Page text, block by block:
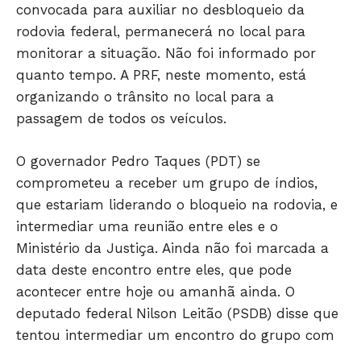
convocada para auxiliar no desbloqueio da
rodovia federal, permanecerá no local para
monitorar a situação. Não foi informado por
quanto tempo. A PRF, neste momento, está
organizando o trânsito no local para a
passagem de todos os veículos.
O governador Pedro Taques (PDT) se
comprometeu a receber um grupo de índios,
que estariam liderando o bloqueio na rodovia, e
intermediar uma reunião entre eles e o
Ministério da Justiça. Ainda não foi marcada a
data deste encontro entre eles, que pode
acontecer entre hoje ou amanhã ainda. O
deputado federal Nilson Leitão (PSDB) disse que
tentou intermediar um encontro do grupo com